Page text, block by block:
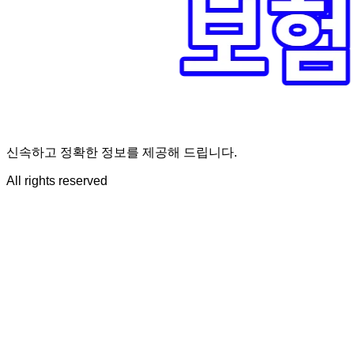
신속하고 정확한 정보를 제공해 드립니다.
All rights reserved